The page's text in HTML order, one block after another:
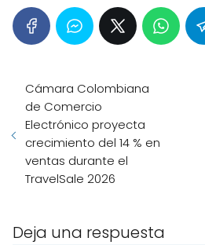
Cámara Colombiana
de Comercio
Electrónico proyecta
crecimiento del 14 % en
ventas durante el
TravelSale 2026
Deja una respuesta